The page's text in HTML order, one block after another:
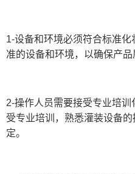
1-设备和环境必须符合标准
准的设备和环境，以确保产品
2-操作人员需要接受专业培
受专业培训，熟悉灌装设备
定。